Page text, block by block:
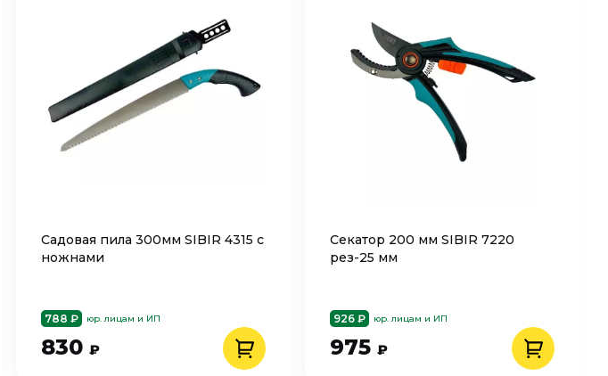
Садовая пила 300мм SIBIR 4315 с
ножнами
788 ₽ юр. лицам и ИП
830 ₽
Секатор 200 мм SIBIR 7220
рез-25 мм
926 ₽ юр. лицам и ИП
975 ₽